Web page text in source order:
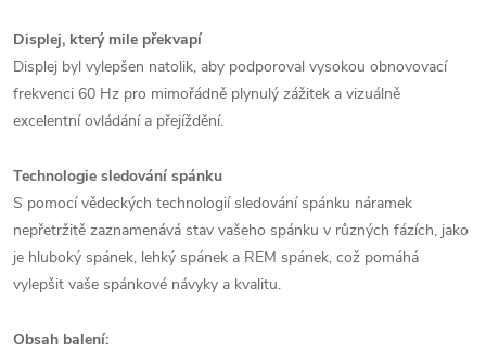
Displej, který mile překvapí
Displej byl vylepšen natolik, aby podporoval vysokou obnovovací
frekvenci 60 Hz pro mimořádně plynulý zážitek a vizuálně
excelentní ovládání a přejíždění.
Technologie sledování spánku
S pomocí vědeckých technologií sledování spánku náramek
nepřetržitě zaznamenává stav vašeho spánku v různých fázích, jako
je hluboký spánek, lehký spánek a REM spánek, což pomáhá
vylepšit vaše spánkové návyky a kvalitu.
Obsah balení: